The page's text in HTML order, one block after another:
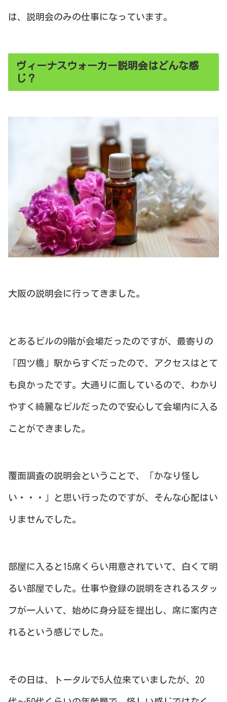
は、説明会のみの仕事になっています。
ヴィーナスウォーカー説明会はどんな感
じ？
大阪の説明会に行ってきました。
とあるビルの9階が会場だったのですが、最寄りの
「四ツ橋」駅からすぐだったので、アクセスはとて
も良かったです。大通りに面しているので、わかり
やすく綺麗なビルだったので安心して会場内に入る
ことができました。
覆面調査の説明会ということで、「かなり怪し
い・・・」と思い行ったのですが、そんな心配はい
りませんでした。
部屋に入ると15席くらい用意されていて、白くて明
るい部屋でした。仕事や登録の説明をされるスタッ
フが一人いて、始めに身分証を提出し、席に案内さ
れるという感じでした。
その日は、トータルで5人位来ていましたが、20